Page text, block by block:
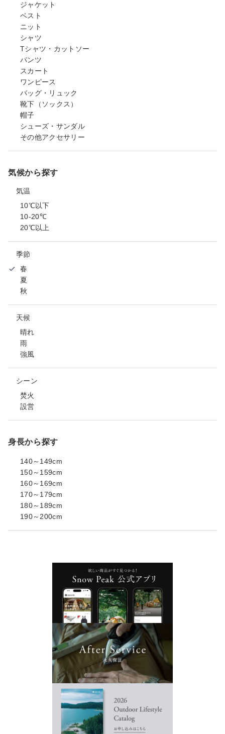
ジャケット
ベスト
ニット
シャツ
Tシャツ・カットソー
パンツ
スカート
ワンピース
バッグ・リュック
靴下（ソックス）
帽子
シューズ・サンダル
その他アクセサリー
気候から探す
気温
10℃以下
10-20℃
20℃以上
季節
春
夏
秋
天候
晴れ
雨
強風
シーン
焚火
設営
身長から探す
140～149cm
150～159cm
160～169cm
170～179cm
180～189cm
190～200cm